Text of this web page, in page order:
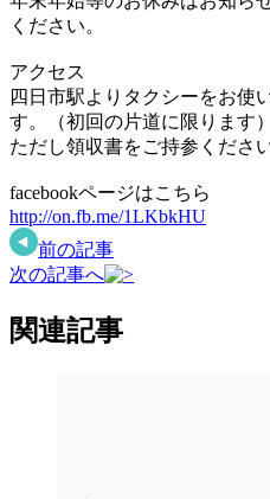
ください。
アクセス
四日市駅よりタクシーをお使
す。（初回の片道に限ります）
ただし領収書をご持参ください
facebookページはこちら
http://on.fb.me/1LKbkHU
前の記事
次の記事へ
関連記事